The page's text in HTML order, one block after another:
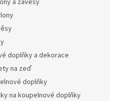
a závěsy
doplňky a dekorace
na zeď
doplňky
na koupelnové doplňky